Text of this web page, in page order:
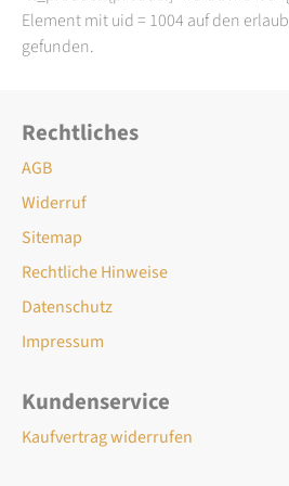
Element mit uid = 1004 auf den
gefunden.
Rechtliches
AGB
Widerruf
Sitemap
Rechtliche Hinweise
Datenschutz
Impressum
Kundenservice
Kaufvertrag widerrufen